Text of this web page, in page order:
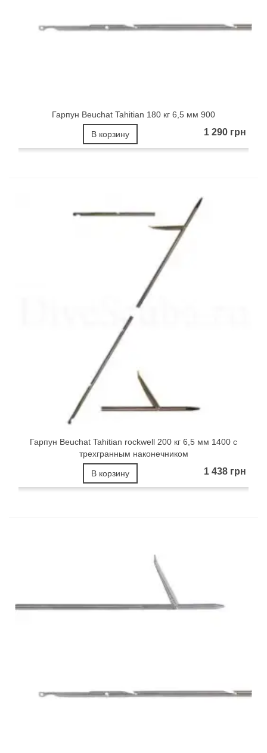
Гарпун Beuchat Tahitian 180 кг 6,5 мм 900
1 290 грн
В корзину
Гарпун Beuchat Tahitian rockwell 200 кг 6,5 мм 1400 с
трехгранным наконечником
1 438 грн
В корзину